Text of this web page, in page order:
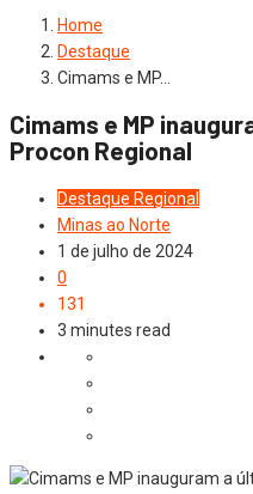
Home
Destaque
Cimams e MP…
Cimams e MP
Procon Regional
Destaque Regional
Minas ao Norte
1 de julho de 2024
0
131
3 minutes read